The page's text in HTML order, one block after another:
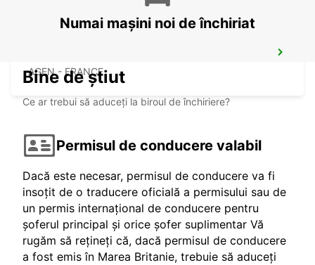
AGEN - FRANCE
Numai mașini noi de închiriat
Bine de știut
Ce ar trebui să aduceți la biroul de închiriere?
Permisul de conducere valabil
Dacă este necesar, permisul de conducere va fi
insoțit de o traducere oficială a permisului sau de
un permis internațional de conducere pentru
șoferul principal și orice șofer suplimentar Vă
rugăm să rețineți că, dacă permisul de conducere
a fost emis în Marea Britanie, trebuie să aduceți